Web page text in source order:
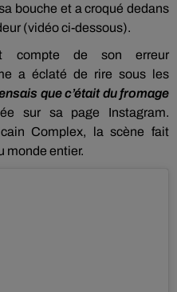
bouche et a croqué dedans
(vidéo ci-dessous).
compte de son erreur
a éclaté de rire sous les
que c’était du fromage
sur sa page Instagram.
Complex, la scène fait
monde entier.